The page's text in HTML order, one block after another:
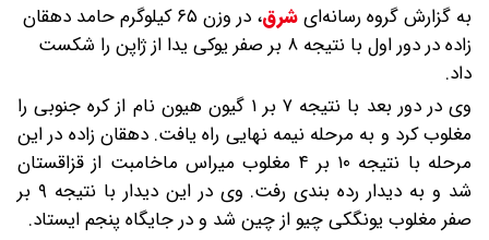
به گزارش گروه رسانه‌ایشرق،
در وزن ۶۵ کیلوگرم حامد دهقان
زاده در دور اول با نتیجه ۸ بر صفر یوکی یدا از ژاپن را شکست
داد.
وی در دور بعد با نتیجه ۷ بر ۱ گیون هیون نام از کره جنوبی را
مغلوب کرد و به مرحله نیمه نهایی راه یافت. دهقان زاده در این
مرحله با نتیجه ۱۰ بر ۴ مغلوب میراس ماخامبت از قزاقستان
شد و به دیدار رده بندی رفت. وی در این دیدار با نتیجه ۹ بر
صفر مغلوب یونگکی چیو از چین شد و در جایگاه پنجم ایستاد.